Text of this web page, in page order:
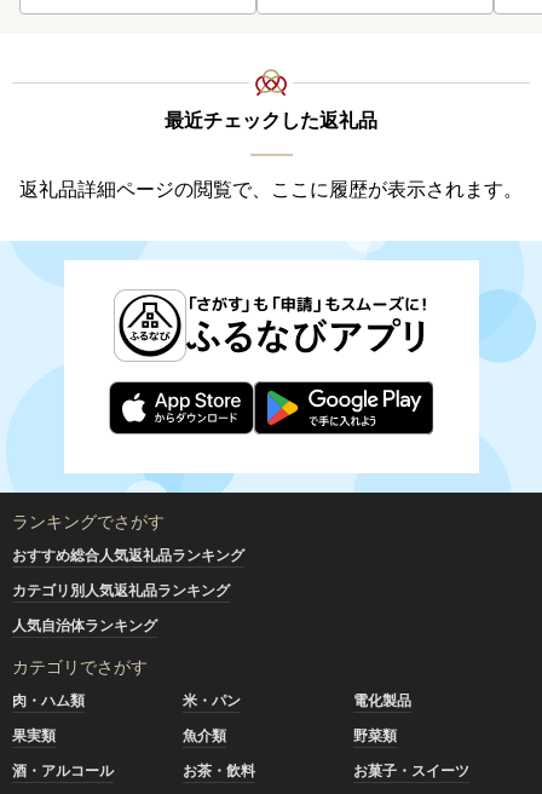
最近チェックした返礼品
返礼品詳細ページの閲覧で、ここに履歴が表示されます。
ランキングでさがす
おすすめ総合人気返礼品ランキング
カテゴリ別人気返礼品ランキング
人気自治体ランキング
カテゴリでさがす
肉・ハム類 米・パン
電化製品
果実類
魚介類
野菜類
酒・アルコール
お茶・飲料
お菓子・スイーツ